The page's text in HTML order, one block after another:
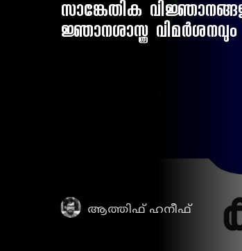
സാങ്കേതിക
ജ്ഞാനശാസ്ത്ര വിമർശനവും
ആത്തിഫ് ഹനീഫ്